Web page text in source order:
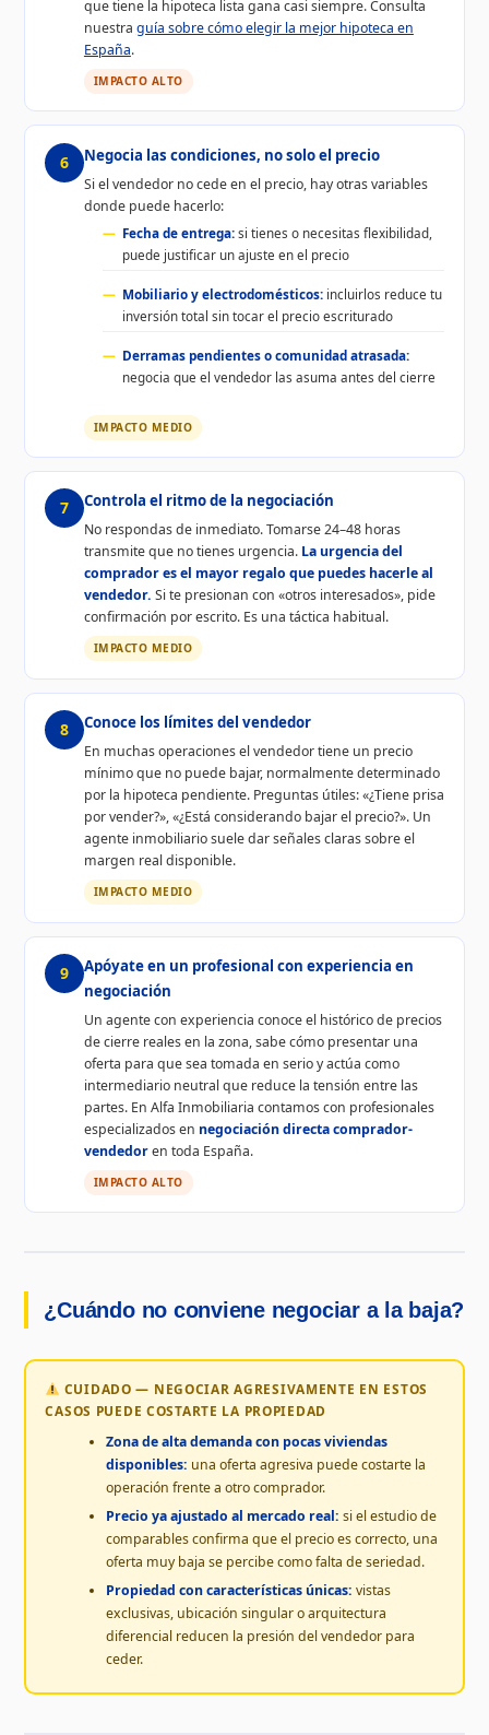
que tiene la hipoteca lista gana casi siempre. Consulta
nuestra guía sobre cómo elegir la mejor hipoteca en
España.
IMPACTO ALTO
6 Negocia las condiciones, no solo el precio
Si el vendedor no cede en el precio, hay otras variables
donde puede hacerlo:
Fecha de entrega:si tienes o necesitas flexibilidad,
puede justificar un ajuste en el precio
Mobiliario y electrodomésticos: incluirlos reduce tu
inversión total sin tocar el precio escriturado
Derramas pendientes o comunidad atrasada:
negocia que el vendedor las asuma antes del cierre
IMPACTO MEDIO
7 Controla el ritmo de la negociación
No respondas de inmediato. Tomarse 24–48 horas
transmite que no tienes urgencia. La urgencia del
comprador es el mayor regalo que puedes hacerle al
vendedor. Si te presionan con «otros interesados», pide
confirmación por escrito. Es una táctica habitual.
IMPACTO MEDIO
8 Conoce los límites del vendedor
En muchas operaciones el vendedor tiene un precio
mínimo que no puede bajar, normalmente determinado
por la hipoteca pendiente. Preguntas útiles: «¿Tiene prisa
por vender?», «¿Está considerando bajar el precio?». Un
agente inmobiliario suele dar señales claras sobre el
margen real disponible.
IMPACTO MEDIO
9
Apóyate en un profesional con experiencia en
negociación
Un agente con experiencia conoce el histórico de precios
de cierre reales en la zona, sabe cómo presentar una
oferta para que sea tomada en serio y actúa como
intermediario neutral que reduce la tensión entre las
partes. En Alfa Inmobiliaria contamos con profesionales
especializados en negociación directa comprador-
vendedoren toda España.
IMPACTO ALTO
¿Cuándo no conviene negociar a la baja?
CUIDADO — NEGOCIAR AGRESIVAMENTE EN ESTOS
CASOS PUEDE COSTARTE LA PROPIEDAD
Zona de alta demanda con pocas viviendas
disponibles: una oferta agresiva puede costarte la
operación frente a otro comprador.
Precio ya ajustado al mercado real: si el estudio de
comparables confirma que el precio es correcto, una
oferta muy baja se percibe como falta de seriedad.
Propiedad con características únicas: vistas
exclusivas, ubicación singular o arquitectura
diferencial reducen la presión del vendedor para
ceder.